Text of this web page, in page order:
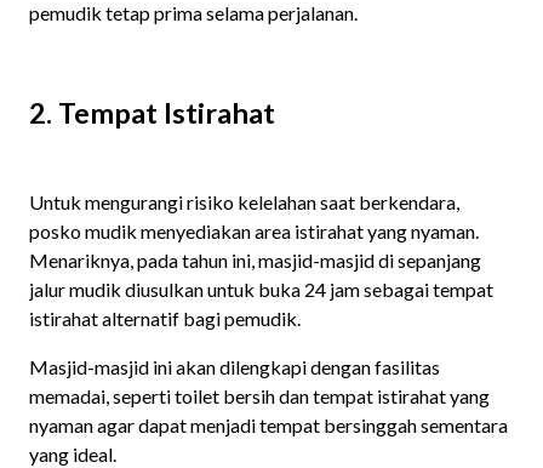
pemudik tetap prima selama perjalanan. ​
2. Tempat Istirahat
Untuk mengurangi risiko kelelahan saat berkendara,
posko mudik menyediakan area istirahat yang nyaman.
Menariknya, pada tahun ini, masjid-masjid di sepanjang
jalur mudik diusulkan untuk buka 24 jam sebagai tempat
istirahat alternatif bagi pemudik.
Masjid-masjid ini akan dilengkapi dengan fasilitas
memadai, seperti toilet bersih dan tempat istirahat yang
nyaman agar dapat menjadi tempat bersinggah sementara
yang ideal. ​